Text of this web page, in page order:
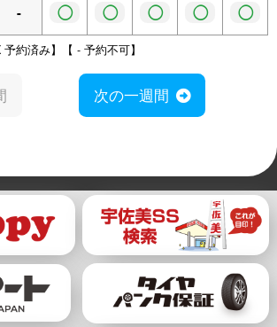
- ◯ ◯ ◯ ◯ ◯
約済み】【 - 予約不可】
次の一週間